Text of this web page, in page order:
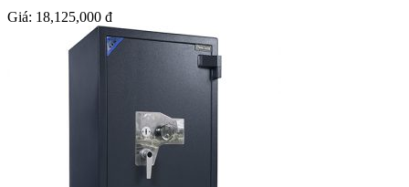
Giá: 18,125,000 đ